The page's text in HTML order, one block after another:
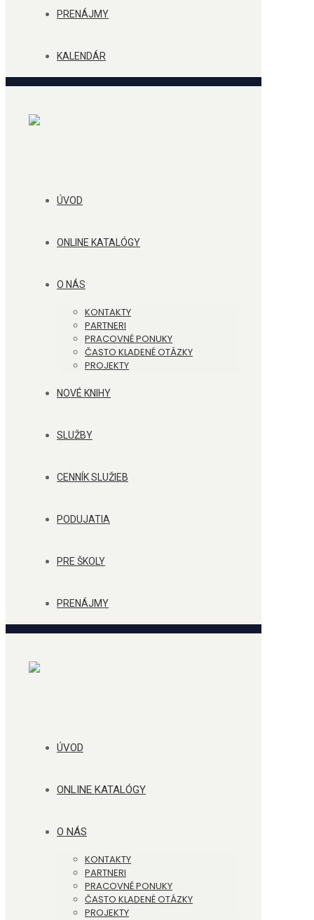
PRENÁJMY
KALENDÁR
ÚVOD
ONLINE KATALÓGY
O NÁS
KONTAKTY
PARTNERI
PRACOVNÉ PONUKY
ČASTO KLADENÉ OTÁZKY
PROJEKTY
NOVÉ KNIHY
SLUŽBY
CENNÍK SLUŽIEB
PODUJATIA
PRE ŠKOLY
PRENÁJMY
ÚVOD
ONLINE KATALÓGY
O NÁS
KONTAKTY
PARTNERI
PRACOVNÉ PONUKY
ČASTO KLADENÉ OTÁZKY
PROJEKTY